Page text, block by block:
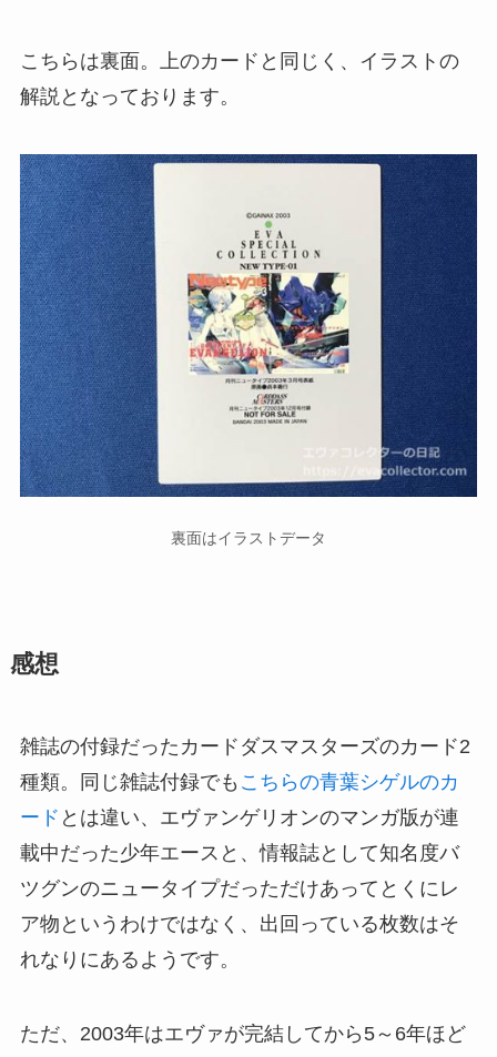
こちらは裏面。上のカードと同じく、イラストの
解説となっております。
裏面はイラストデータ
感想
雑誌の付録だったカードダスマスターズのカード2
種類。同じ雑誌付録でも こちらの青葉シゲルのカ
ード とは違い、エヴァンゲリオンのマンガ版が連
載中だった少年エースと、情報誌として知名度バ
ツグンのニュータイプだっただけあってとくにレ
ア物というわけではなく、出回っている枚数はそ
れなりにあるようです。
ただ、2003年はエヴァが完結してから5～6年ほど